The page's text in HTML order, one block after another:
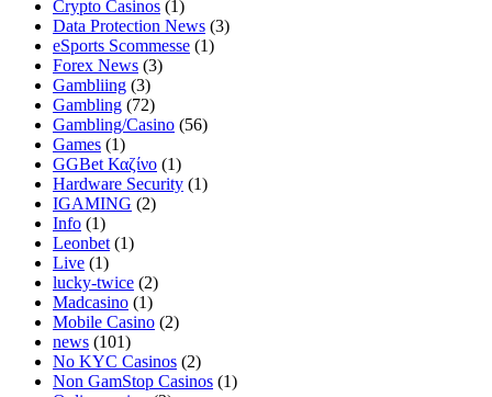
Crypto Casinos (1)
Data Protection News (3)
eSports Scommesse (1)
Forex News (3)
Gambliing (3)
Gambling (72)
Gambling/Casino (56)
Games (1)
GGBet Καζίνο (1)
Hardware Security (1)
IGAMING (2)
Info (1)
Leonbet (1)
Live (1)
lucky-twice (2)
Madcasino (1)
Mobile Casino (2)
news (101)
No KYC Casinos (2)
Non GamStop Casinos (1)